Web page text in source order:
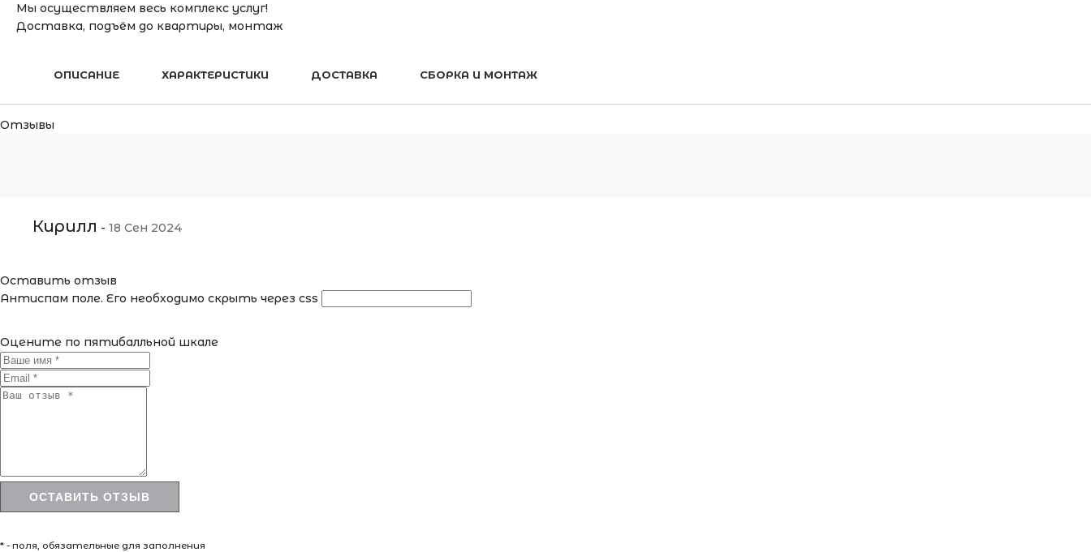
Мы осуществляем весь комплекс услуг!
Доставка, подъём до квартиры, монтаж
ОПИСАНИЕ ХАРАКТЕРИСТИКИ ДОСТАВКА СБОРКА И МОНТАЖ
Отзывы
Кирилл - 18 Сен 2024
Оставить отзыв
Антиспам поле. Его необходимо скрыть через css
Оцените по пятибалльной шкале
* - поля, обязательные для заполнения